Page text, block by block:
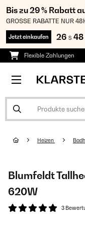
Bis zu 29 % Rabatt
GROSSE RABATTE NUR
Jetzt einkaufen 26 S 48
Flexible Zahlungen
Heizen
Blumfeldt
620W
3